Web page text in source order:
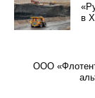
в
ООО